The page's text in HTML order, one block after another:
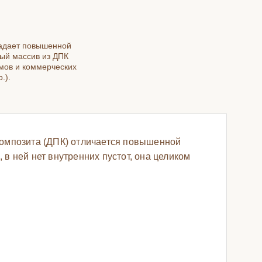
повышенной
массив из ДПК
и коммерческих
(ДПК) отличается повышенной
ней нет внутренних пустот, она целиком